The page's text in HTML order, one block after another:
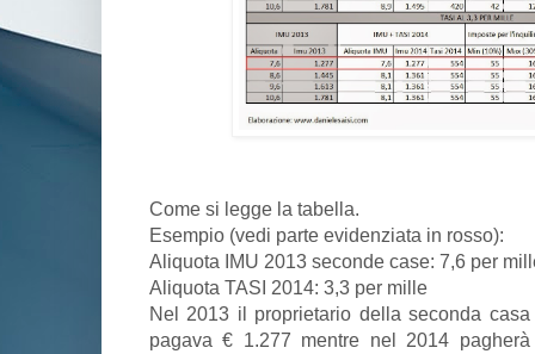
Come si legge la tabella.
Esempio (vedi parte evidenziata in rosso):
Aliquota IMU 2013 seconde case: 7,6 per
Aliquota TASI 2014: 3,3 per mille
Nel 2013 il proprietario della seconda
pagava € 1.277 mentre nel 2014